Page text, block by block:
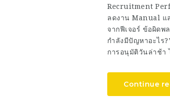
Recruitment
ลดงาน Manual แ
จากฟีเจอร์ ข้อผิดพ
กำลังมีปัญหาอะไร
การอนุมัติวันล่าช้า
Continue